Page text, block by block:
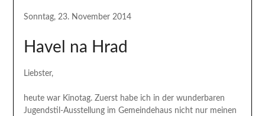
Sonntag, 23. November 2014
Havel na Hrad
Liebster,
heute war Kinotag. Zuerst habe ich in der wunderbaren
Jugendstil-Ausstellung im Gemeindehaus nicht nur meinen